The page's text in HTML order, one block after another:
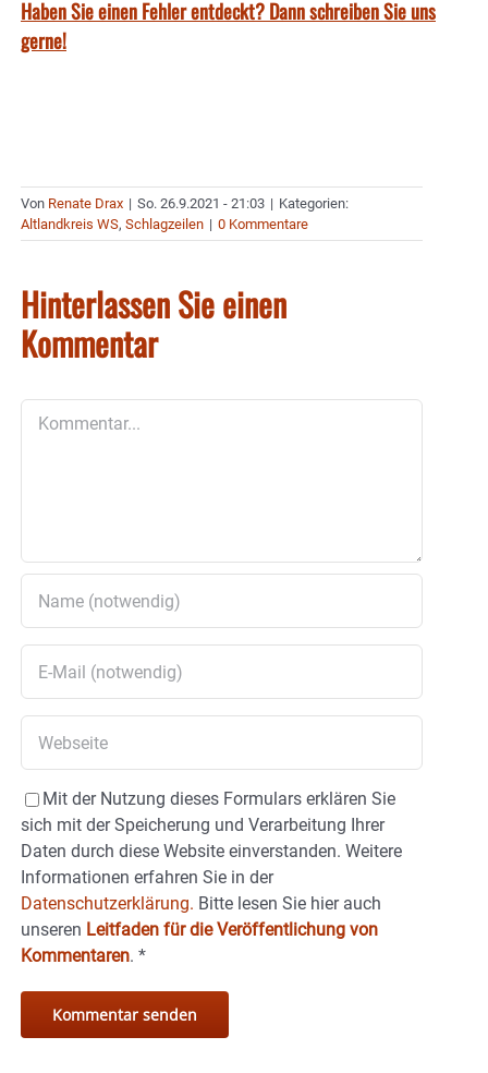
Haben Sie einen Fehler entdeckt? Dann schreiben Sie uns
gerne!
Von Renate Drax | So. 26.9.2021 - 21:03 | Kategorien:
Altlandkreis WS, Schlagzeilen | 0 Kommentare
Hinterlassen Sie einen
Kommentar
Mit der Nutzung dieses Formulars erklären Sie
sich mit der Speicherung und Verarbeitung Ihrer
Daten durch diese Website einverstanden. Weitere
Informationen erfahren Sie in der
Datenschutzerklärung. Bitte lesen Sie hier auch
unseren Leitfaden für die Veröffentlichung von
Kommentaren. *